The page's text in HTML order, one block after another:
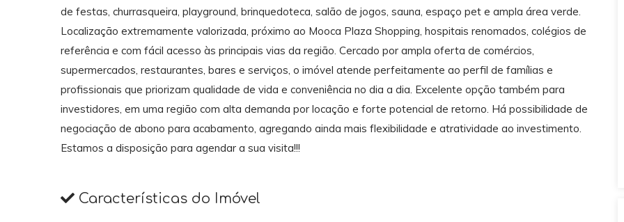
de festas, churrasqueira, playground, brinquedoteca, salão de jogos, sauna, espaço pet e ampla área verde.
Localização extremamente valorizada, próximo ao Mooca Plaza Shopping, hospitais renomados, colégios de
referência e com fácil acesso às principais vias da região. Cercado por ampla oferta de comércios,
supermercados, restaurantes, bares e serviços, o imóvel atende perfeitamente ao perfil de famílias e
profissionais que priorizam qualidade de vida e conveniência no dia a dia. Excelente opção também para
investidores, em uma região com alta demanda por locação e forte potencial de retorno. Há possibilidade de
negociação de abono para acabamento, agregando ainda mais flexibilidade e atratividade ao investimento.
Estamos a disposição para agendar a sua visita!!!
Características do Imóvel